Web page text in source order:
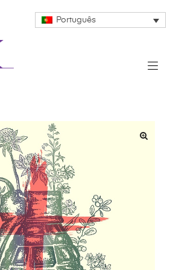
Português